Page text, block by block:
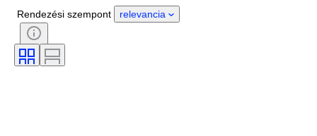
Nem
Időszak
Tanúsítvány
Stílus
Óraszerkezet
Rendezési szempont relevancia